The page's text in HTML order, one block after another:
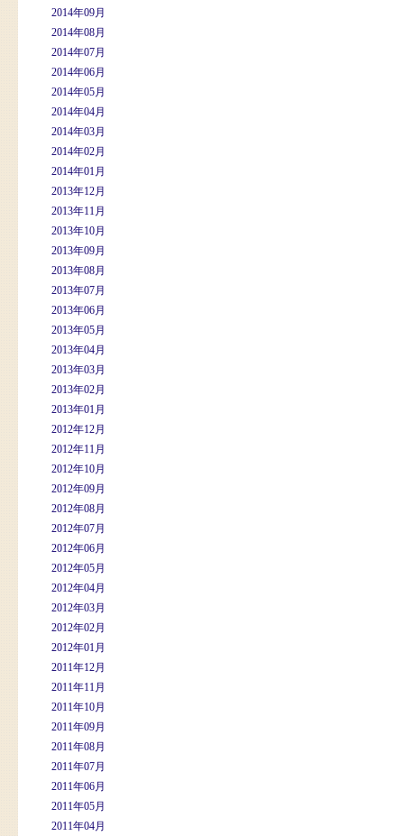
2014年09月
2014年08月
2014年07月
2014年06月
2014年05月
2014年04月
2014年03月
2014年02月
2014年01月
2013年12月
2013年11月
2013年10月
2013年09月
2013年08月
2013年07月
2013年06月
2013年05月
2013年04月
2013年03月
2013年02月
2013年01月
2012年12月
2012年11月
2012年10月
2012年09月
2012年08月
2012年07月
2012年06月
2012年05月
2012年04月
2012年03月
2012年02月
2012年01月
2011年12月
2011年11月
2011年10月
2011年09月
2011年08月
2011年07月
2011年06月
2011年05月
2011年04月